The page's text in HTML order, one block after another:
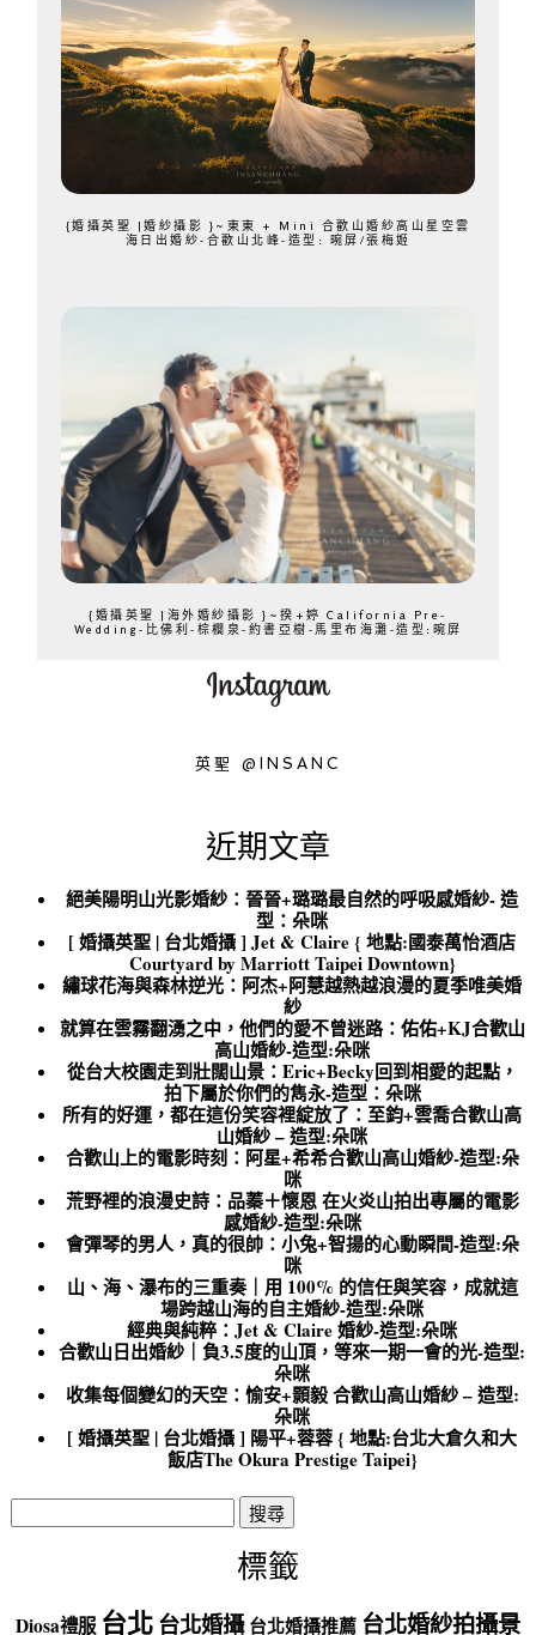
{婚攝英聖 |婚紗攝影 }~東東 + Mini 合歡山婚紗高山星空雲
海日出婚紗-合歡山北峰-造型: 晼屏/張梅姬
{婚攝英聖 |海外婚紗攝影 }~揆+婷 California Pre-
Wedding-比佛利-棕櫚泉-約書亞樹-馬里布海灘-造型:晼屏
英聖 @INSANC
近期文章
絕美陽明山光影婚紗：晉晉+璐璐最自然的呼吸感婚紗- 造
型：朵咪
[ 婚攝英聖 | 台北婚攝 ] Jet & Claire { 地點:國泰萬怡酒店
Courtyard by Marriott Taipei Downtown}
繡球花海與森林逆光：阿杰+阿慧越熱越浪漫的夏季唯美婚
紗
就算在雲霧翻湧之中，他們的愛不曾迷路：佑佑+KJ合歡山
高山婚紗-造型:朵咪
從台大校園走到壯闊山景：Eric+Becky回到相愛的起點，
拍下屬於你們的雋永-造型：朵咪
所有的好運，都在這份笑容裡綻放了：至鈞+雲喬合歡山高
山婚紗 – 造型:朵咪
合歡山上的電影時刻：阿星+希希合歡山高山婚紗-造型:朵
咪
荒野裡的浪漫史詩：品蓁＋懷恩 在火炎山拍出專屬的電影
感婚紗-造型:朵咪
會彈琴的男人，真的很帥：小兔+智揚的心動瞬間-造型:朵
咪
山、海、瀑布的三重奏｜用 100% 的信任與笑容，成就這
場跨越山海的自主婚紗-造型:朵咪
經典與純粹：Jet & Claire 婚紗-造型:朵咪
合歡山日出婚紗｜負3.5度的山頂，等來一期一會的光-造型:
朵咪
收集每個變幻的天空：愉安+顥毅 合歡山高山婚紗 – 造型:
朵咪
[ 婚攝英聖 | 台北婚攝 ] 陽平+蓉蓉 { 地點:台北大倉久和大
飯店The Okura Prestige Taipei}
搜
尋
標籤
Diosa禮服 台北台北婚攝 台北婚攝推薦 台北婚紗拍攝景